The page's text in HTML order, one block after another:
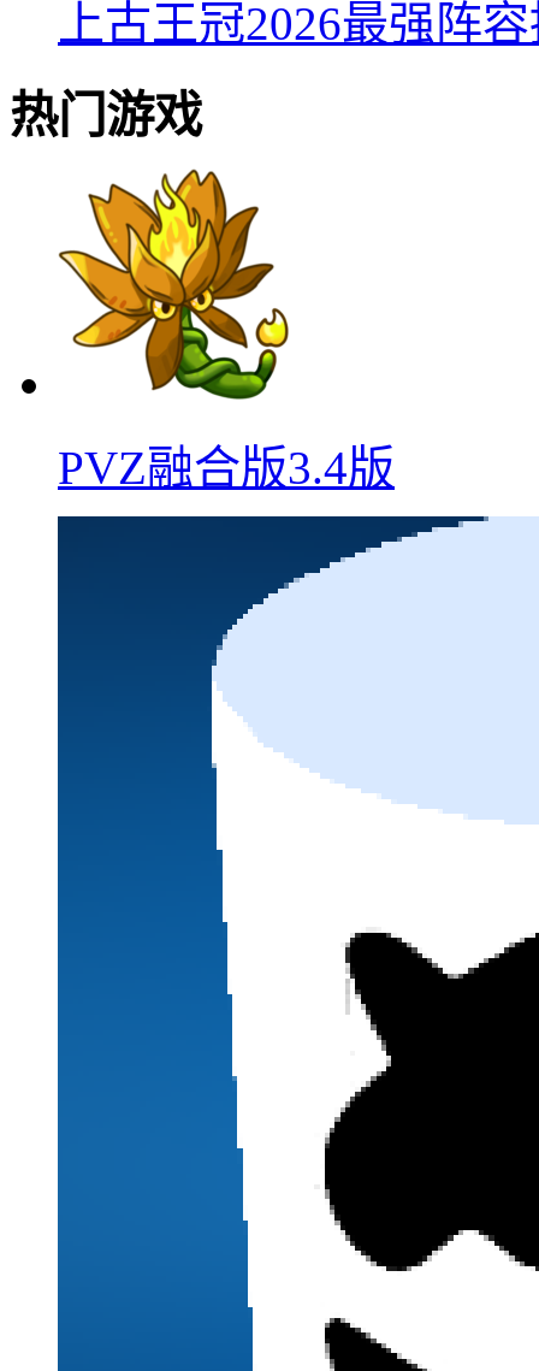
上古王冠2026最强阵
热门游戏
PVZ融合版3.4版